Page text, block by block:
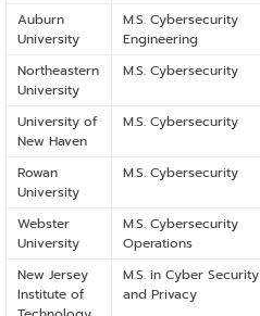
Auburn
University
M.S. Cybersecurity
Engineering
Northeastern
University
M.S. Cybersecurity
University of
New Haven
M.S. Cybersecurity
Rowan
University
M.S. Cybersecurity
Webster
University
M.S. Cybersecurity
Operations
New Jersey
Institute of
M.S. in Cyber Security
and Privacy